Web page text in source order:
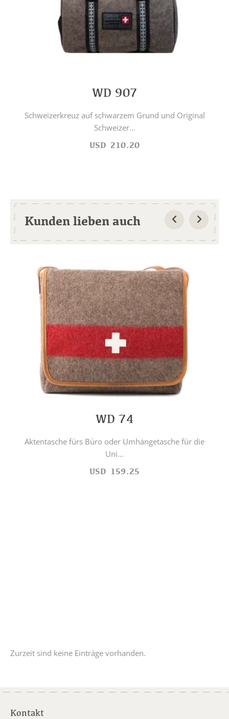
WD 907
Schweizerkreuz auf schwarzem Grund und Original
Schweizer...
USD 210.20
Kunden lieben auch
WD 74
Aktentasche fürs Büro oder Umhängetasche für die
Uni...
USD 159.25
Zurzeit sind keine Einträge vorhanden.
Kontakt